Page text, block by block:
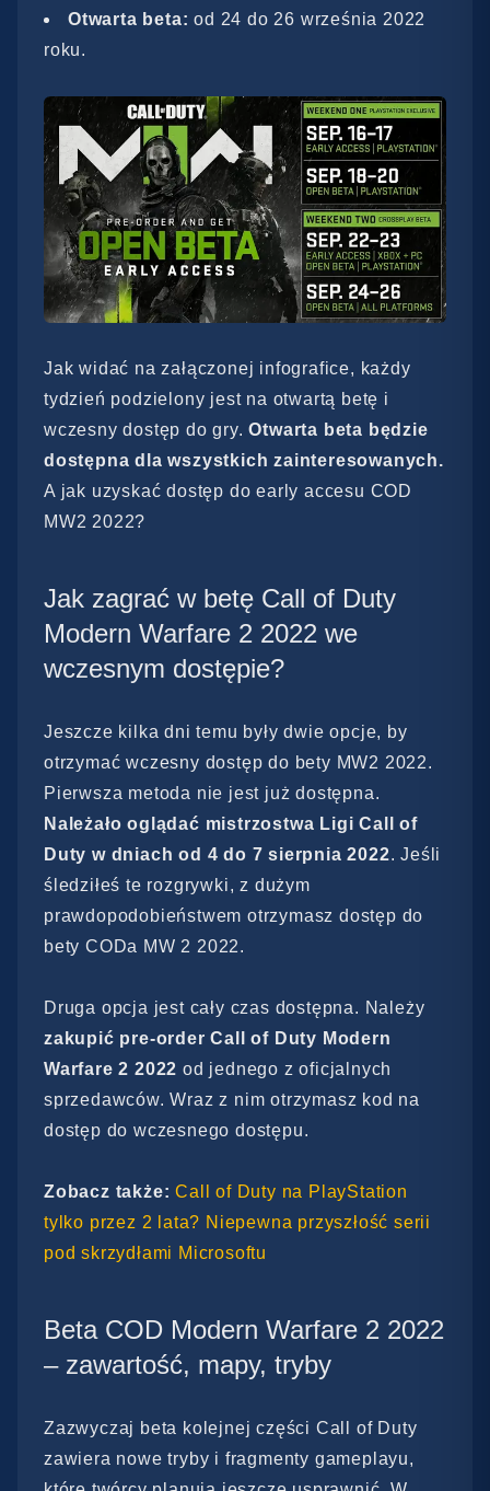
Otwarta beta:od 24 do 26 września 2022
roku.
Jak widać na załączonej infografice, każdy
tydzień podzielony jest na otwartą betę i
wczesny dostęp do gry.Otwarta beta będzie
dostępna dla wszystkich zainteresowanych.
A jak uzyskać dostęp do early accesu COD
MW2 2022?
Jak zagrać w betę Call of Duty
Modern Warfare 2 2022 we
wczesnym dostępie?
Jeszcze kilka dni temu były dwie opcje, by
otrzymać wczesny dostęp do bety MW2 2022.
Pierwsza metoda nie jest już dostępna.
Należało oglądać mistrzostwa Ligi Call of
Duty w dniach od 4 do 7 sierpnia 2022. Jeśli
śledziłeś te rozgrywki, z dużym
prawdopodobieństwem otrzymasz dostęp do
bety CODa MW 2 2022.
Druga opcja jest cały czas dostępna. Należy
zakupić pre-order Call of Duty Modern
Warfare 2 2022od jednego z oficjalnych
sprzedawców. Wraz z nim otrzymasz kod na
dostęp do wczesnego dostępu.
Zobacz także:Call of Duty na PlayStation
tylko przez 2 lata? Niepewna przyszłość serii
pod skrzydłami Microsoftu
Beta COD Modern Warfare 2 2022
– zawartość, mapy, tryby
Zazwyczaj beta kolejnej części Call of Duty
zawiera nowe tryby i fragmenty gameplayu,